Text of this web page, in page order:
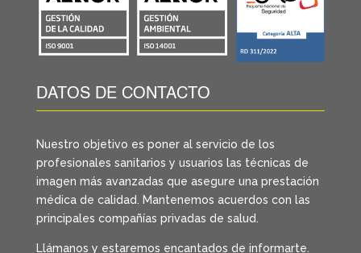
DATOS DE CONTACTO
Nuestro objetivo es poner al servicio de los
profesionales sanitarios y usuarios las técnicas de
imagen más avanzadas que asegure una prestación
médica de calidad. Mantenemos acuerdos con las
principales compañías privadas de salud.
Llámanos y estaremos encantados de informarte.